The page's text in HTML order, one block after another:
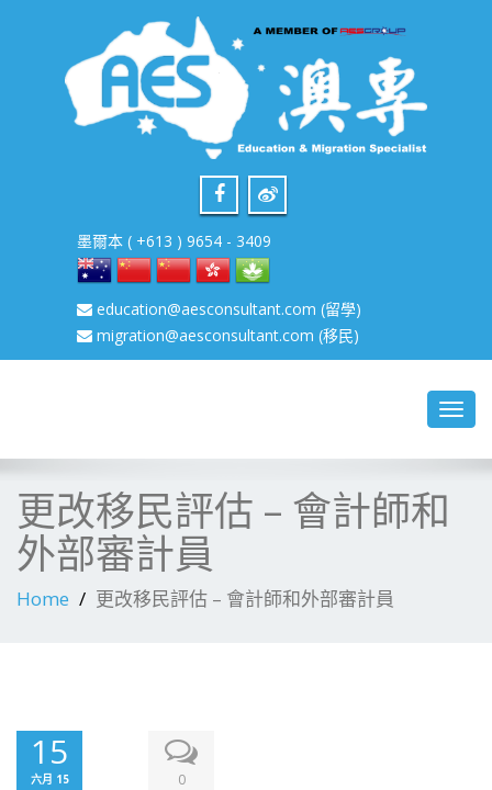
墨爾本 ( +613 ) 9654 - 3409
education@aesconsultant.com (留學)
migration@aesconsultant.com (移民)
更改移民評估 – 會計師和
外部審計員
Home 更改移民評估 – 會計師和外部審計員
15
六月 15 0